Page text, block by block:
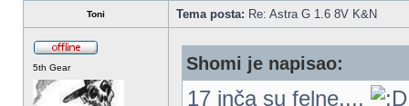
Toni Tema posta: Re: Astra G 1.6 8V K&N
5th Gear Shomi je napisao:
17 inča su felne....